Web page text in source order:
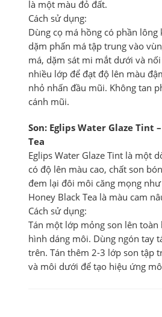
là một màu đỏ đất.
Cách sử dụng:
Dùng cọ má hồng có phần lông
dặm phấn má tập trung vào
má, dặm sát mi mắt dưới và
nhiều lớp để đạt độ lên màu
nhỏ nhấn đầu mũi. Không tan
cánh mũi.
Son: Eglips Water Glaze Tint
Tea
Eglips Water Glaze Tint là một
có độ lên màu cao, chất son
đem lại đôi môi căng mọng
Honey Black Tea là màu cam
Cách sử dụng:
Tán một lớp mỏng son lên
hình dáng môi. Dùng ngón tay
trên. Tán thêm 2-3 lớp son tập
và môi dưới để tạo hiệu ứng